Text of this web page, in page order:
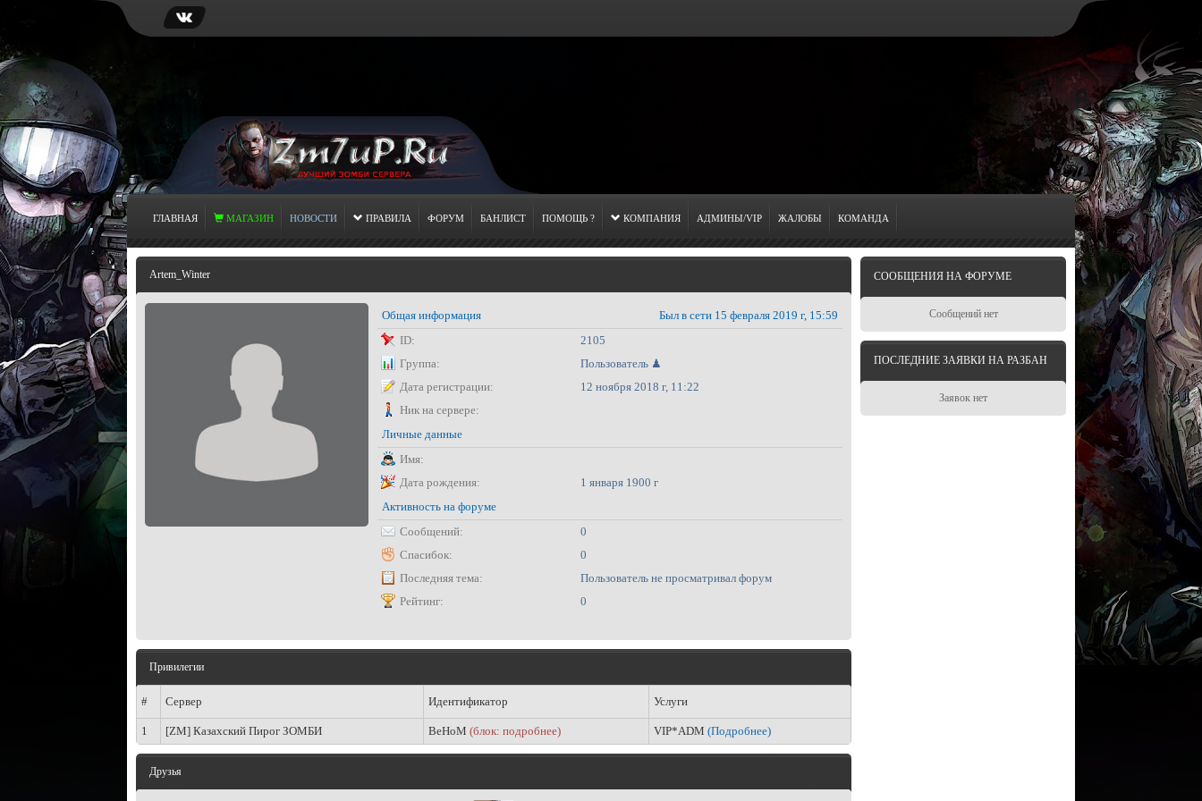
ГЛАВНАЯ МАГАЗИН НОВОСТИ ПРАВИЛА ФОРУМ БАНЛИСТ ПОМОЩЬ ? КОМПАНИЯ АДМИНЫ/VIP ЖАЛОБЫ КОМАНДА
Artem_Winter
Общая информация
Был в сети 15 февраля 2019 г, 15:59
ID:
2105
Группа:
Пользователь ♟
Дата регистрации:
12 ноября 2018 г, 11:22
Ник на сервере:
Личные данные
Имя:
Дата рождения:
1 января 1900 г
Активность на форуме
Сообщений:
0
Спасибок:
0
Последняя тема:
Пользователь не просматривал форум
Рейтинг:
0
Привилегии
# Сервер Идентификатор Услуги
1 [ZM] Казахский Пирог ЗОМБИ BeHoM (блок: подробнее) VIP*ADM (Подробнее)
Друзья
СООБЩЕНИЯ НА ФОРУМЕ
Сообщений нет
ПОСЛЕДНИЕ ЗАЯВКИ НА РАЗБАН
Заявок нет